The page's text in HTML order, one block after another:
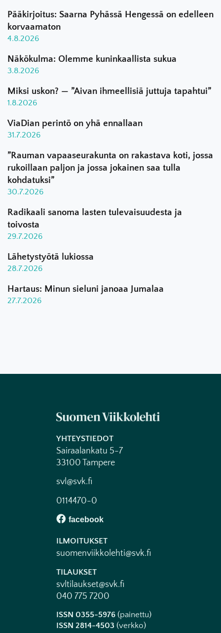
Pääkirjoitus: Saarna Pyhässä Hengessä on edelleen
korvaamaton
4.8.2026
Näkökulma: Olemme kuninkaallista sukua
3.8.2026
Miksi uskon? — ”Aivan ihmeellisiä juttuja tapahtui”
1.8.2026
ViaDian perintö on yhä ennallaan
31.7.2026
”Rauman vapaaseurakunta on rakastava koti, jossa
rukoillaan paljon ja jossa jokainen saa tulla
kohdatuksi”
30.7.2026
Radikaali sanoma lasten tulevaisuudesta ja
toivosta
29.7.2026
Lähetystyötä lukiossa
28.7.2026
Hartaus: Minun sieluni janoaa Jumalaa
27.7.2026
YHTEYSTIEDOT
Sairaalankatu 5-7
33100 Tampere
svl@svk.fi
0114470-0
ILMOITUKSET
suomenviikkolehti@svk.fi
TILAUKSET
svltilaukset@svk.fi
040 775 7200
ISSN 0355-5976 (painettu)
ISSN 2814-4503 (verkko)